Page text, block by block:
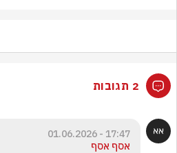
2 תגובות
17:47 - 01.06.2026
אסף אסף